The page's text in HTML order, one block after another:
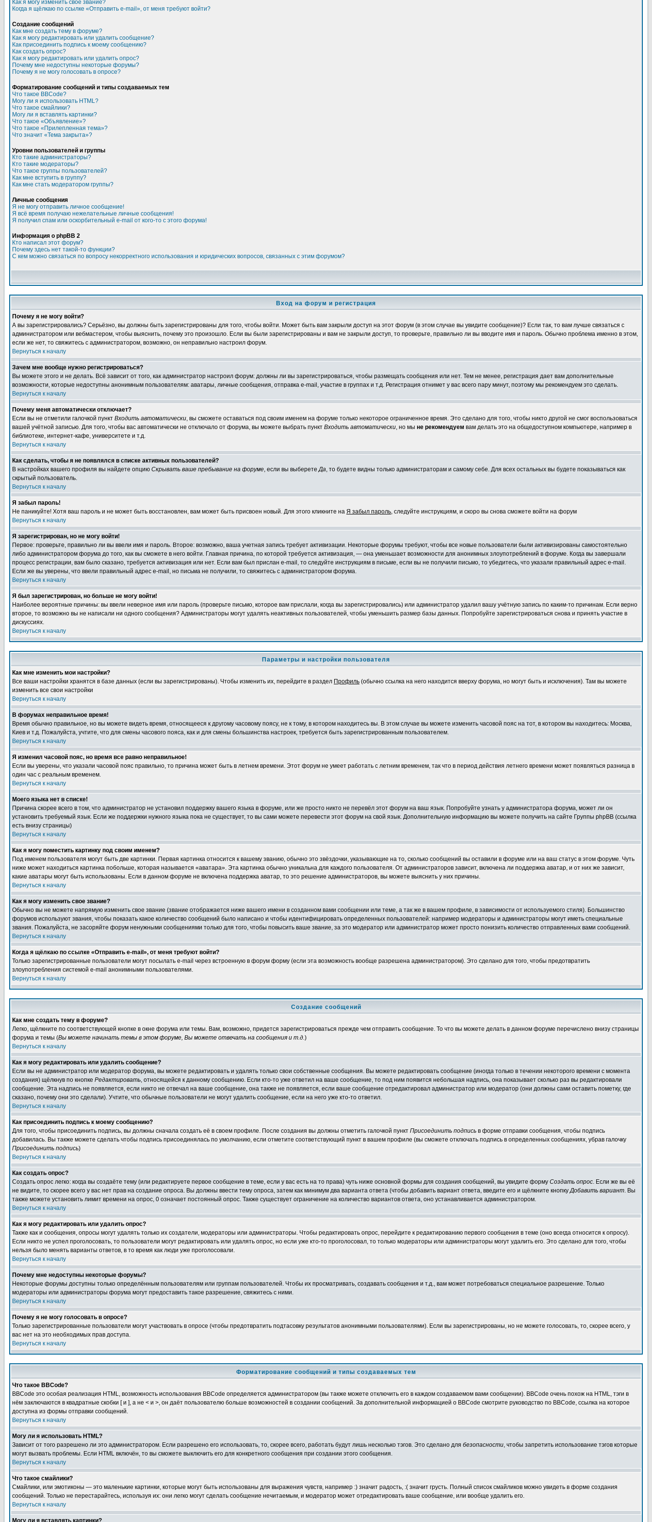
Как я могу изменить свое звание?
Когда я щёлкаю по ссылке «Отправить e-mail», от меня требуют войти?
Создание сообщений
Как мне создать тему в форуме?
Как я могу редактировать или удалить сообщение?
Как присоединить подпись к моему сообщению?
Как создать опрос?
Как я могу редактировать или удалить опрос?
Почему мне недоступны некоторые форумы?
Почему я не могу голосовать в опросе?
Форматирование сообщений и типы создаваемых тем
Что такое BBCode?
Могу ли я использовать HTML?
Что такое смайлики?
Могу ли я вставлять картинки?
Что такое «Объявление»?
Что такое «Прилепленная тема»?
Что значит «Тема закрыта»?
Уровни пользователей и группы
Кто такие администраторы?
Кто такие модераторы?
Что такое группы пользователей?
Как мне вступить в группу?
Как мне стать модератором группы?
Личные сообщения
Я не могу отправить личное сообщение!
Я всё время получаю нежелательные личные сообщения!
Я получил спам или оскорбительный e-mail от кого-то с этого форума!
Информация о phpBB 2
Кто написал этот форум?
Почему здесь нет такой-то функции?
С кем можно связаться по вопросу некорректного использования и юридических вопросов, связанных с этим форумом?
Вход на форум и регистрация
Почему я не могу войти?
А вы зарегистрировались? Серьёзно, вы должны быть зарегистрированы для того, чтобы войти. Может быть вам закрыли доступ на этот форум (в этом случае вы увидите сообщение)? Если так, то вам лучше связаться с
администратором или вебмастером, чтобы выяснить, почему это произошло. Если вы были зарегистрированы и вам не закрыли доступ, то проверьте, правильно ли вы вводите имя и пароль. Обычно проблема именно в этом,
если же нет, то свяжитесь с администратором, возможно, он неправильно настроил форум.
Вернуться к началу
Зачем мне вообще нужно регистрироваться?
Вы можете этого и не делать. Всё зависит от того, как администратор настроил форум: должны ли вы зарегистрироваться, чтобы размещать сообщения или нет. Тем не менее, регистрация дает вам дополнительные
возможности, которые недоступны анонимным пользователям: аватары, личные сообщения, отправка e-mail, участие в группах и т.д. Регистрация отнимет у вас всего пару минут, поэтому мы рекомендуем это сделать.
Вернуться к началу
Почему меня автоматически отключает?
Если вы не отметили галочкой пункт Входить автоматически, вы сможете оставаться под своим именем на форуме только некоторое ограниченное время. Это сделано для того, чтобы никто другой не смог воспользоваться
вашей учётной записью. Для того, чтобы вас автоматически не отключало от форума, вы можете выбрать пункт Входить автоматически, но мы не рекомендуем вам делать это на общедоступном компьютере, например в
библиотеке, интернет-кафе, университете и т.д.
Вернуться к началу
Как сделать, чтобы я не появлялся в списке активных пользователей?
В настройках вашего профиля вы найдете опцию Скрывать ваше пребывание на форуме, если вы выберетеДа, то будете видны только администраторам и самому себе. Для всех остальных вы будете показываться как
скрытый пользователь.
Вернуться к началу
Я забыл пароль!
Не паникуйте! Хотя ваш пароль и не может быть восстановлен, вам может быть присвоен новый. Для этого кликните на Я забыл пароль, следуйте инструкциям, и скоро вы снова сможете войти на форум
Вернуться к началу
Я зарегистрирован, но не могу войти!
Первое: проверьте, правильно ли вы ввели имя и пароль. Второе: возможно, ваша учетная запись требует активизации. Некоторые форумы требуют, чтобы все новые пользователи были активизированы самостоятельно
либо администратором форума до того, как вы сможете в него войти. Главная причина, по которой требуется активизация, — она уменьшает возможности для анонимных злоупотреблений в форуме. Когда вы завершали
процесс регистрации, вам было сказано, требуется активизация или нет. Если вам был прислан e-mail, то следуйте инструкциям в письме, если вы не получили письмо, то убедитесь, что указали правильный адрес e-mail.
Если же вы уверены, что ввели правильный адрес e-mail, но письма не получили, то свяжитесь с администратором форума.
Вернуться к началу
Я был зарегистрирован, но больше не могу войти!
Наиболее вероятные причины: вы ввели неверное имя или пароль (проверьте письмо, которое вам прислали, когда вы зарегистрировались) или администратор удалил вашу учётную запись по каким-то причинам. Если верно
второе, то возможно вы не написали ни одного сообщения? Администраторы могут удалять неактивных пользователей, чтобы уменьшить размер базы данных. Попробуйте зарегистрироваться снова и принять участие в
дискуссиях.
Вернуться к началу
Параметры и настройки пользователя
Как мне изменить мои настройки?
Все ваши настройки хранятся в базе данных (если вы зарегистрированы). Чтобы изменить их, перейдите в раздел Профиль (обычно ссылка на него находится вверху форума, но могут быть и исключения). Там вы можете
изменить все свои настройки
Вернуться к началу
В форумах неправильное время!
Время обычно правильное, но вы можете видеть время, относящееся к другому часовому поясу, не к тому, в котором находитесь вы. В этом случае вы можете изменить часовой пояс на тот, в котором вы находитесь: Москва,
Киев и т.д. Пожалуйста, учтите, что для смены часового пояса, как и для смены большинства настроек, требуется быть зарегистрированным пользователем.
Вернуться к началу
Я изменил часовой пояс, но время все равно неправильное!
Если вы уверены, что указали часовой пояс правильно, то причина может быть в летнем времени. Этот форум не умеет работать с летним временем, так что в период действия летнего времени может появляться разница в
один час с реальным временем.
Вернуться к началу
Моего языка нет в списке!
Причина скорее всего в том, что администратор не установил поддержку вашего языка в форуме, или же просто никто не перевёл этот форум на ваш язык. Попробуйте узнать у администратора форума, может ли он
установить требуемый язык. Если же поддержки нужного языка пока не существует, то вы сами можете перевести этот форум на свой язык. Дополнительную информацию вы можете получить на сайте Группы phpBB (ссылка
есть внизу страницы)
Вернуться к началу
Как я могу поместить картинку под своим именем?
Под именем пользователя могут быть две картинки. Первая картинка относится к вашему званию, обычно это звёздочки, указывающие на то, сколько сообщений вы оставили в форуме или на ваш статус в этом форуме. Чуть
ниже может находиться картинка побольше, которая называется «аватара». Эта картинка обычно уникальна для каждого пользователя. От администраторов зависит, включена ли поддержка аватар, и от них же зависит,
какие аватары могут быть использованы. Если в данном форуме не включена поддержка аватар, то это решение администраторов, вы можете выяснить у них причины.
Вернуться к началу
Как я могу изменить свое звание?
Обычно вы не можете напрямую изменить свое звание (звание отображается ниже вашего имени в созданном вами сообщении или теме, а так же в вашем профиле, в зависимости от используемого стиля). Большинство
форумов используют звания, чтобы показать какое количество сообщений было написано и чтобы идентифицировать определенных пользователей: например модераторы и администраторы могут иметь специальные
звания. Пожалуйста, не засоряйте форум ненужными сообщениями только для того, чтобы повысить ваше звание, за это модератор или администратор может просто понизить количество отправленных вами сообщений.
Вернуться к началу
Когда я щёлкаю по ссылке «Отправить e-mail», от меня требуют войти?
Только зарегистрированные пользователи могут посылать e-mail через встроенную в форум форму (если эта возможность вообще разрешена администратором). Это сделано для того, чтобы предотвратить
злоупотребления системой e-mail анонимными пользователями.
Вернуться к началу
Создание сообщений
Как мне создать тему в форуме?
Легко, щёлкните по соответствующей кнопке в окне форума или темы. Вам, возможно, придется зарегистрироваться прежде чем отправить сообщение. То что вы можете делать в данном форуме перечислено внизу страницы
форума и темы (Вы можете начинать темы в этом форуме, Вы можете отвечать на сообщения и т.д.)
Вернуться к началу
Как я могу редактировать или удалить сообщение?
Если вы не администратор или модератор форума, вы можете редактировать и удалять только свои собственные сообщения. Вы можете редактировать сообщение (иногда только в течении некоторого времени с момента
создания) щёлкнув по кнопке Редактировать, относящейся к данному сообщению. Если кто-то уже ответил на ваше сообщение, то под ним появится небольшая надпись, она показывает сколько раз вы редактировали
сообщение. Эта надпись не появляется, если никто не отвечал на ваше сообщение, она также не появляется, если ваше сообщение отредактировал администратор или модератор (они должны сами оставить пометку, где
сказано, почему они это сделали). Учтите, что обычные пользователи не могут удалить сообщение, если на него уже кто-то ответил.
Вернуться к началу
Как присоединить подпись к моему сообщению?
Для того, чтобы присоединить подпись, вы должны сначала создать её в своем профиле. После создания вы должны отметить галочкой пункт Присоединить подпись в форме отправки сообщения, чтобы подпись
добавилась. Вы также можете сделать чтобы подпись присоединялась по умолчанию, если отметите соответствующий пункт в вашем профиле (вы сможете отключать подпись в определенных сообщениях, убрав галочку
Присоединить подпись)
Вернуться к началу
Как создать опрос?
Создать опрос легко: когда вы создаёте тему (или редактируете первое сообщение в теме, если у вас есть на то права) чуть ниже основной формы для создания сообщений, вы увидите форму Создать опрос. Если же вы её
не видите, то скорее всего у вас нет прав на создание опроса. Вы должны ввести тему опроса, затем как минимум два варианта ответа (чтобы добавить вариант ответа, введите его и щёлкните кнопкуДобавить вариант. Вы
также можете установить лимит времени на опрос, 0 означает постоянный опрос. Также существует ограничение на количество вариантов ответа, оно устанавливается администратором.
Вернуться к началу
Как я могу редактировать или удалить опрос?
Также как и сообщения, опросы могут удалять только их создатели, модераторы или администраторы. Чтобы редактировать опрос, перейдите к редактированию первого сообщения в теме (оно всегда относится к опросу).
Если никто не успел проголосовать, то пользователи могут редактировать или удалять опрос, но если уже кто-то проголосовал, то только модераторы или администраторы могут удалить его. Это сделано для того, чтобы
нельзя было менять варианты ответов, в то время как люди уже проголосовали.
Вернуться к началу
Почему мне недоступны некоторые форумы?
Некоторые форумы доступны только определённым пользователям или группам пользователей. Чтобы их просматривать, создавать сообщения и т.д., вам может потребоваться специальное разрешение. Только
модераторы или администраторы форума могут предоставить такое разрешение, свяжитесь с ними.
Вернуться к началу
Почему я не могу голосовать в опросе?
Только зарегистрированные пользователи могут участвовать в опросе (чтобы предотвратить подтасовку результатов анонимными пользователями). Если вы зарегистрированы, но не можете голосовать, то, скорее всего, у
вас нет на это необходимых прав доступа.
Вернуться к началу
Форматирование сообщений и типы создаваемых тем
Что такое BBCode?
BBCode это особая реализация HTML, возможность использования BBCode определяется администратором (вы также можете отключить его в каждом создаваемом вами сообщении). BBCode очень похож на HTML, тэги в
нём заключаются в квадратные скобки [ и ], а не < и >, он даёт пользователю больше возможностей в создании сообщений. За дополнительной информацией о BBCode смотрите руководство по BBCode, ссылка на которое
доступна из формы отправки сообщений.
Вернуться к началу
Могу ли я использовать HTML?
Зависит от того разрешено ли это администратором. Если разрешено его использовать, то, скорее всего, работать будут лишь несколько тэгов. Это сделано для безопасности, чтобы запретить использование тэгов которые
могут вызвать проблемы. Если HTML включён, то вы сможете выключить его для конкретного сообщения при создании этого сообщения.
Вернуться к началу
Что такое смайлики?
Смайлики, или эмотиконы — это маленькие картинки, которые могут быть использованы для выражения чувств, например :) значит радость, :( значит грусть. Полный список смайликов можно увидеть в форме создания
сообщений. Только не перестарайтесь, используя их: они легко могут сделать сообщение нечитаемым, и модератор может отредактировать ваше сообщение, или вообще удалить его.
Вернуться к началу
Могу ли я вставлять картинки?